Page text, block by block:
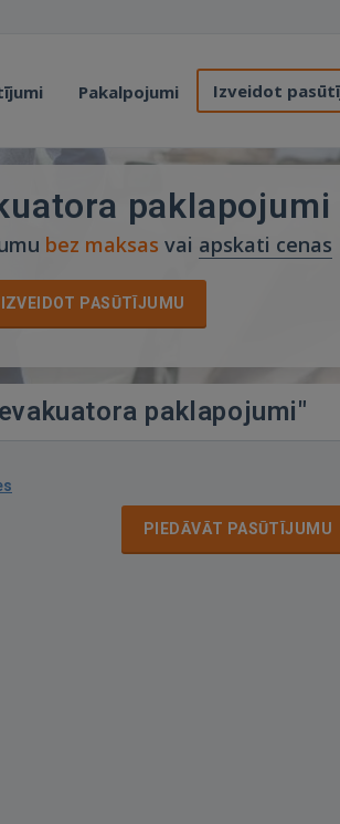
Pakalpojumi Izveidot
paklapojumi
bez maksas vai apskati cenas
IZVEIDOT PASŪTĪJUMU
paklapojumi"
PIEDĀVĀT PASŪTĪJUMU